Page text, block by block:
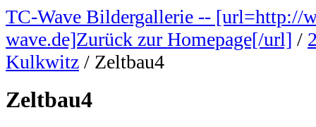
TC-Wave Bildergallerie -- [url=http://
wave.de]Zurück zur Homepage[/url] /
Kulkwitz / Zeltbau4
Zeltbau4